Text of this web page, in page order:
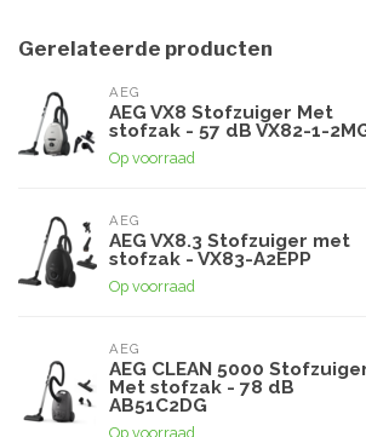
Gerelateerde producten
AEG
AEG VX8 Stofzuiger Met
stofzak - 57 dB VX82-1-
Op voorraad
AEG
AEG VX8.3 Stofzuiger met
stofzak - VX83-A2EPP
Op voorraad
AEG
AEG CLEAN 5000
Met stofzak - 78 dB
AB51C2DG
Op voorraad